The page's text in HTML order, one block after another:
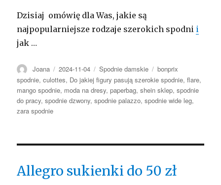
Dzisiaj omówię dla Was, jakie są
najpopularniejsze rodzaje szerokich spodni i
jak …
Autor
Joana Opublikowano
2024-11-04 Kategorie
Spodnie damskie Tagi
bonprix
spodnie,culottes, Do jakiej figury pasują szerokie spodnie,flare,
mango spodnie, moda na dresy,paperbag,shein sklep,spodnie
do pracy,spodnie dzwony,spodnie palazzo,spodnie wide leg,
zara spodnie
Allegro sukienki do 50 zł